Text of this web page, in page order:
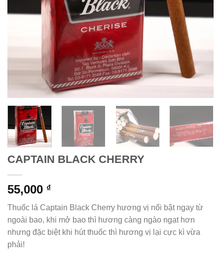
CAPTAIN BLACK CHERRY
55,000 ₫
Thuốc lá Captain Black Cherry hương vị nổi bật ngay từ
ngoài bao, khi mở bao thì hương càng ngào ngạt hơn
nhưng đặc biệt khi hút thuốc thì hương vị lại cực kì vừa
phải!